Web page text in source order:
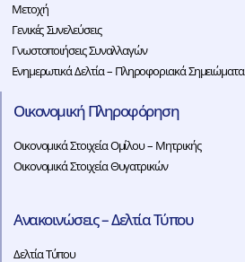
Μετοχή
Γενικές Συνελεύσεις
Γνωστοποιήσεις Συναλλαγών
Ενημερωτικά Δελτία – Πληροφοριακά Σημειώματα
Οικονομική Πληροφόρηση
Οικονομικά Στοιχεία Ομίλου – Μητρικής
Οικονομικά Στοιχεία Θυγατρικών
Ανακοινώσεις – Δελτία Τύπου
Δελτία Τύπου